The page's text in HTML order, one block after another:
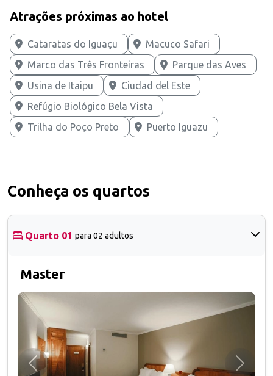
Atrações próximas ao hotel
Cataratas do Iguaçu
Macuco Safari
Marco das Três Fronteiras
Parque das Aves
Usina de Itaipu
Ciudad del Este
Refúgio Biológico Bela Vista
Trilha do Poço Preto
Puerto Iguazu
Conheça os quartos
Quarto 01 para 02 adultos
Master
Anterior